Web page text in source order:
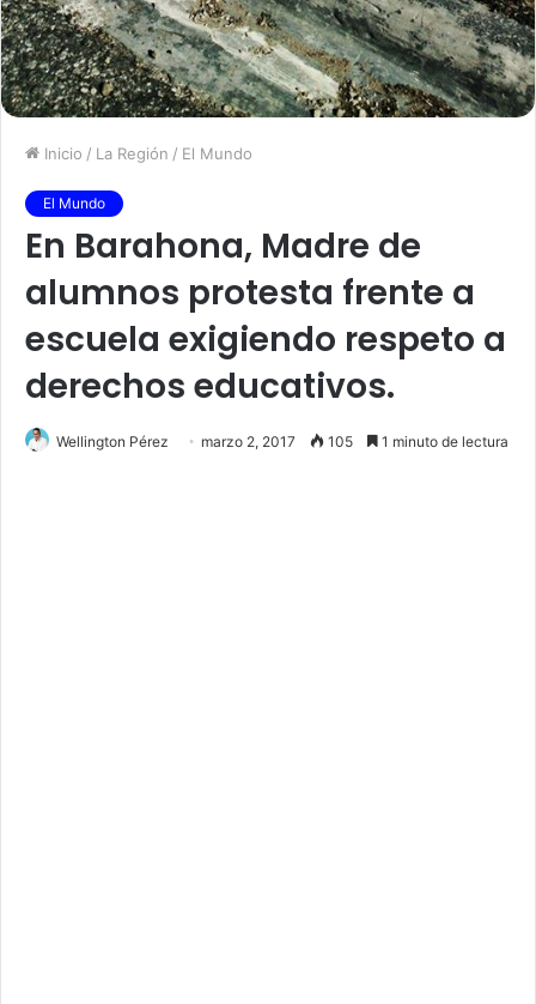
Inicio / La Región / El Mundo
El Mundo
En Barahona, Madre de
alumnos protesta frente a
escuela exigiendo respeto a
derechos educativos.
Wellington Pérez marzo 2, 2017 105 1 minuto de lectura